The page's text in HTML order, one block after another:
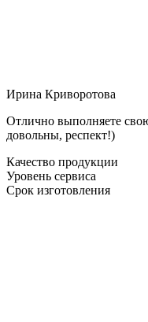
Ирина Криворотова
Отлично выполняете
довольны, респект!)
Качество продукции
Уровень сервиса
Срок изготовления